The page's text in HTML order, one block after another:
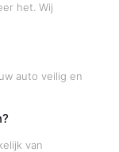
het. Wij
auto veilig en
van